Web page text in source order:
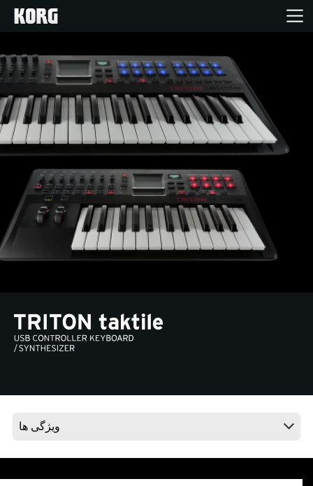
محصولات
ویژگی ها
پشتیبانی
درباره ی KORG